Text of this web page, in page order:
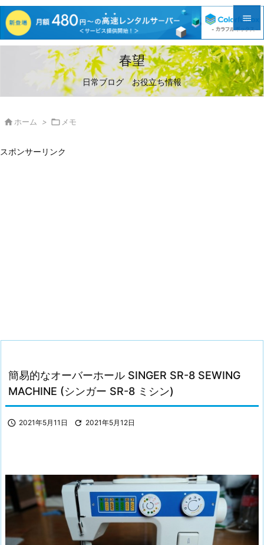
春望
日常ブログ お役立ち情報


メニュ

サイド
 ホーム >  メモ
スポンサーリンク
簡易的なオーバーホール SINGER SR-8 SEWING
MACHINE (シンガー SR-8 ミシン)
 2021年5月11日  2021年5月12日